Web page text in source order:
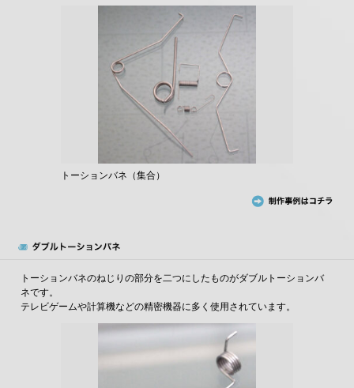
トーションバネ（集合）
トーションバネのねじりの部分を二つにしたものがダブルトーションバ
ネです。
テレビゲームや計算機などの精密機器に多く使用されています。